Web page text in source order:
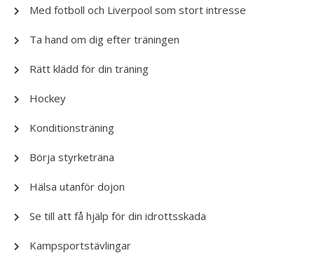
Med fotboll och Liverpool som stort intresse
Ta hand om dig efter träningen
Rätt klädd för din träning
Hockey
Konditionsträning
Börja styrketräna
Hälsa utanför dojon
Se till att få hjälp för din idrottsskada
Kampsportstävlingar